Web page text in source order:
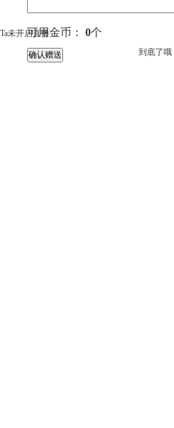
Ta未开启直播可用金币： 0个
到底了哦